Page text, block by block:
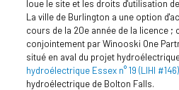
loue le site et les droits d'utilisation
La ville de Burlington a une option
cours de la 20e année de la licence ;
conjointement par Winooski One
situé en aval du projet hydroélectrique
hydroélectrique Essex n° 19 (LIHI #146)
hydroélectrique de Bolton Falls.